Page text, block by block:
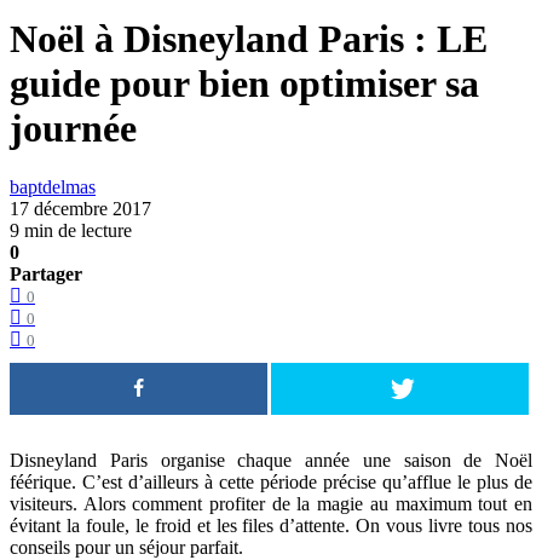
Noël à Disneyland Paris : LE
guide pour bien optimiser sa
journée
baptdelmas
17 décembre 2017
9 min de lecture
0
Partager
0
0
0
Disneyland Paris organise chaque année une saison de Noël
féérique. C’est d’ailleurs à cette période précise qu’afflue le plus de
visiteurs. Alors comment profiter de la magie au maximum tout en
évitant la foule, le froid et les files d’attente. On vous livre tous nos
conseils pour un séjour parfait.